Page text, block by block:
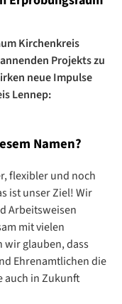
Kirchenkreis
Projekts zu
neue Impulse
Lennep:
Namen?
flexibler und noch
ist unser Ziel! Wir
Arbeitsweisen
mit vielen
glauben, dass
Ehrenamtlichen die
auch in Zukunft